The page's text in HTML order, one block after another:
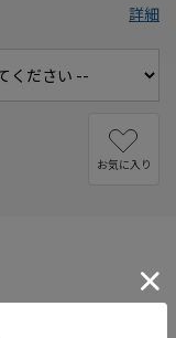
詳細
お気に入り